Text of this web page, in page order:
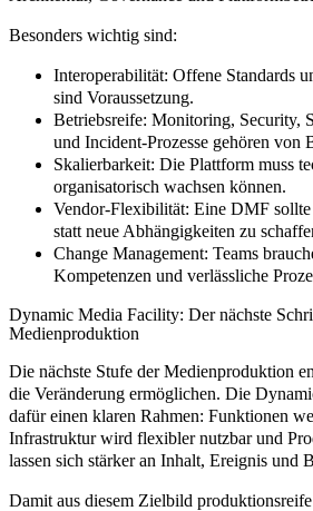
Besonders wichtig sind:
Interoperabilität: Offene Standards
sind Voraussetzung.
Betriebsreife: Monitoring, Security,
und Incident-Prozesse gehören von
Skalierbarkeit: Die Plattform muss
organisatorisch wachsen können.
Vendor-Flexibilität: Eine DMF
statt neue Abhängigkeiten zu
Change Management: Teams
Kompetenzen und verlässliche
Dynamic Media Facility: Der nächste
Medienproduktion
Die nächste Stufe der Medienproduktion
die Veränderung ermöglichen. Die
dafür einen klaren Rahmen: Funktionen
Infrastruktur wird flexibler nutzbar und
lassen sich stärker an Inhalt, Ereignis und
Damit aus diesem Zielbild